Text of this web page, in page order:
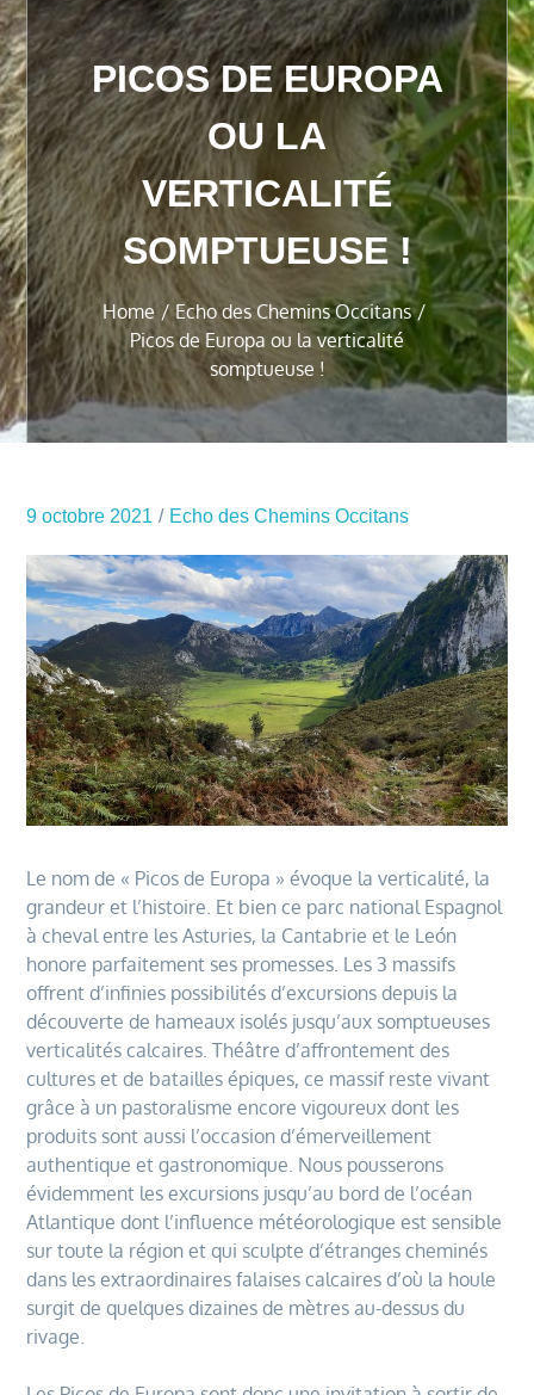
PICOS DE EUROPA
OU LA
VERTICALITÉ
SOMPTUEUSE !
Home
Echo des Chemins Occitans
Picos de Europa ou la verticalité
somptueuse !
9 octobre 2021 Echo des Chemins Occitans
Le nom de « Picos de Europa » évoque la verticalité, la
grandeur et l’histoire. Et bien ce parc national Espagnol
à cheval entre les Asturies, la Cantabrie et le León
honore parfaitement ses promesses. Les 3 massifs
offrent d’infinies possibilités d’excursions depuis la
découverte de hameaux isolés jusqu’aux somptueuses
verticalités calcaires. Théâtre d’affrontement des
cultures et de batailles épiques, ce massif reste vivant
grâce à un pastoralisme encore vigoureux dont les
produits sont aussi l’occasion d’émerveillement
authentique et gastronomique. Nous pousserons
évidemment les excursions jusqu’au bord de l’océan
Atlantique dont l’influence météorologique est sensible
sur toute la région et qui sculpte d’étranges cheminés
dans les extraordinaires falaises calcaires d’où la houle
surgit de quelques dizaines de mètres au-dessus du
rivage.